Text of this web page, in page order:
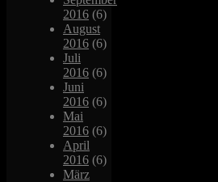
2016 (6)
August
2016 (6)
Juli
2016 (6)
Juni
2016 (6)
Mai
2016 (6)
April
2016 (6)
März